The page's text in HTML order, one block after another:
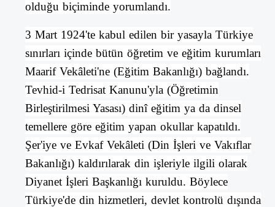
olduğu biçiminde yorumlandı.
3 Mart 1924'te kabul edilen bir yasayla Türkiye
sınırları içinde bütün öğretim ve eğitim kurumları
Maarif Vekâleti'ne (Eğitim Bakanlığı) bağlandı.
Tevhid-i Tedrisat Kanunu'yla (Öğretimin
Birleştirilmesi Yasası) dinî eğitim ya da dinsel
temellere göre eğitim yapan okullar kapatıldı.
Şer'iye ve Evkaf Vekâleti (Din İşleri ve Vakıflar
Bakanlığı) kaldırılarak din işleriyle ilgili olarak
Diyanet İşleri Başkanlığı kuruldu. Böylece
Türkiye'de din hizmetleri, devlet kontrolü dışında